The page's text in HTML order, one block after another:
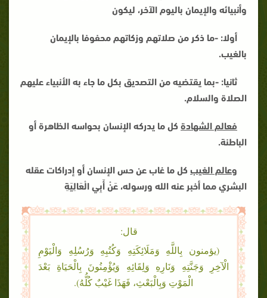
وأنبيائه والإيمان باليوم الآخر، ليكون
أولا: -ما ذكر من صلاتهم وزكاتهم محفوفا بالإيمان
بالغيب.
ثانيا: -بما يقتضيه من التصديق بكل ما جاء به الأنبياء عليهم
الصلاة والسلام.
فعالم الشهادة كل ما يدركه الإنسان بحواسه الظاهرة أو
الباطنة.
وعالم الغيب كل ما غاب عن حس الإنسان أو إدراكات عقله
البشري مما أخبر عنه الله ورسوله، عَنْ أَبِي الْعَالِيَةِ
قال:
(يؤمنون بِاللَّهِ وَمَلَائِكَتِهِ وَكُتُبِهِ وَرُسُلِهِ وَالْيَوْمِ
الْآخِرِ وَجَنَّتِهِ وَنَارِهِ وَلِقَائِهِ وَيُؤْمِنُونَ بِالْحَيَاةِ بَعْدَ
الْمَوْتِ وَبِالْبَعْثِ، فَهَذَا غَيْبٌ كُلُّهُ).